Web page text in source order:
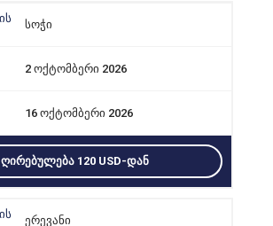
სოჭი
2 ოქტომბერი 2026
16 ოქტომბერი 2026
ᲦᲘᲠᲔᲑᲣᲚᲔᲑᲐ 120 USD-ᲓᲐᲜ
ერევანი